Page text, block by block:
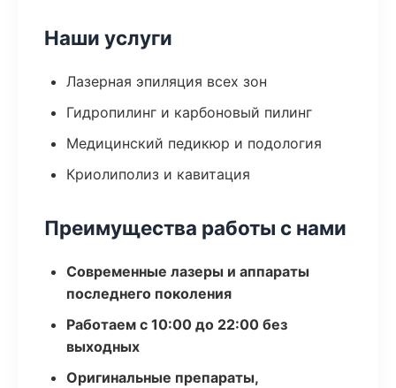
Наши услуги
Лазерная эпиляция всех зон
Гидропилинг и карбоновый пилинг
Медицинский педикюр и подология
Криолиполиз и кавитация
Преимущества работы с нами
Современные лазеры и аппараты
последнего поколения
Работаем с 10:00 до 22:00 без
выходных
Оригинальные препараты,